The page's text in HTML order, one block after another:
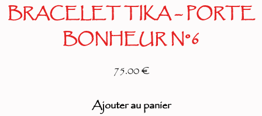
BRACELET TIKA – PORTE
BONHEUR N°6
75.00 €
Ajouter au panier